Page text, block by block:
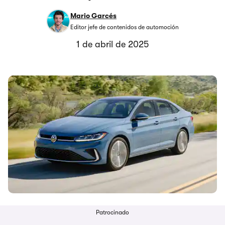
Mario Garcés
Editor jefe de contenidos de automoción
1 de abril de 2025
Patrocinado